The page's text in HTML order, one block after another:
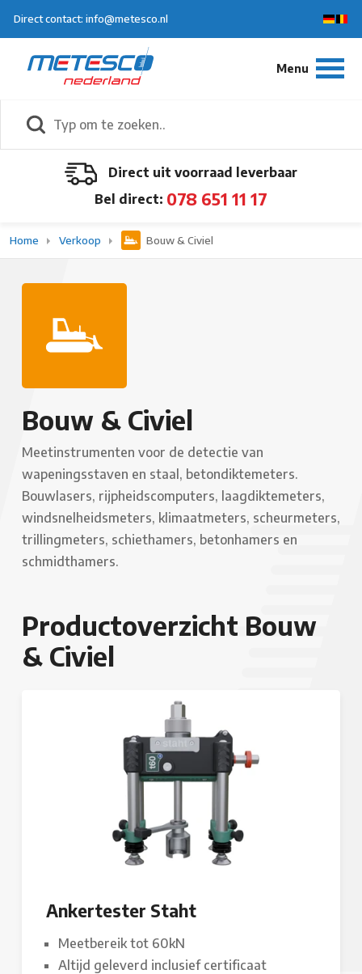
Direct contact: info@metesco.nl
Direct uit voorraad leverbaar
Bel direct: 078 651 11 17
Home Verkoop Bouw & Civiel
Bouw & Civiel
Meetinstrumenten voor de detectie van
wapeningsstaven en staal, betondiktemeters.
Bouwlasers, rijpheidscomputers, laagdiktemeters,
windsnelheidsmeters, klimaatmeters, scheurmeters,
trillingmeters, schiethamers, betonhamers en
schmidthamers.
Productoverzicht Bouw
& Civiel
Ankertester Staht
Meetbereik tot 60kN
Altijd geleverd inclusief certificaat